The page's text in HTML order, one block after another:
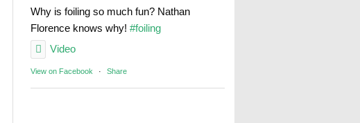
Why is foiling so much fun? Nathan
Florence knows why! #foiling
Video
View on Facebook · Share